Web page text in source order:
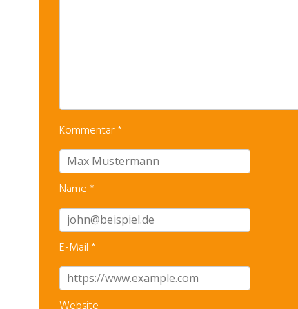
Kommentar*
Name *
E-Mail *
Website